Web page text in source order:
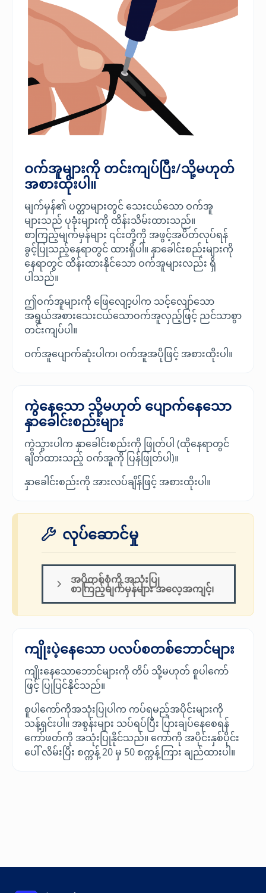
ဝက်အူများကို တင်းကျပ်ပြီး/သို့မဟုတ်
အစားထိုးပါ။
မျက်မှန်၏ ပတ္တာများတွင် သေးငယ်သော ဝက်အူ
များသည် ပုခုံးများကို ထိန်းသိမ်းထားသည်။
စာကြည့်မျက်မှန်များ ၎င်းတို့ကို အဖွင့်အပိတ်လုပ်ရန်
ခွင့်ပြုသည့်နေရာတွင် ထားရှိပါ။ နှာခေါင်းစည်းများကို
နေရာတွင် ထိန်းထားနိုင်သော ဝက်အူများလည်း ရှိ
ပါသည်။
ဤဝက်အူများကို ဖြေလျော့ပါက သင့်လျော်သော
အရွယ်အစားသေးငယ်သောဝက်အူလှည့်ဖြင့် ညင်သာစွာ
တင်းကျပ်ပါ။
ဝက်အူပျောက်ဆုံးပါက၊ ဝက်အူအပိုဖြင့် အစားထိုးပါ။
ကွဲနေသော သို့မဟုတ် ပျောက်နေသော
နှာခေါင်းစည်းများ
ကွဲသွားပါက နှာခေါင်းစည်းကို ဖြုတ်ပါ (ထိုနေရာတွင်
ချိတ်ထားသည့် ဝက်အူကို ပြန်ဖြုတ်ပါ)။
နှာခေါင်းစည်းကို အားလပ်ချိန်ဖြင့် အစားထိုးပါ။
လုပ်ဆောင်မှု
အပိုတစ်စုံကို အသုံးပြု
စာကြည့်မျက်မှန်များ အလေ့အကျင့်၊
ကျိုးပဲ့နေသော ပလပ်စတစ်ဘောင်များ
ကျိုးနေသောဘောင်များကို တိပ် သို့မဟုတ် စူပါကော်
ဖြင့် ပြုပြင်နိုင်သည်။
စူပါကော်ကိုအသုံးပြုပါက ကပ်ရမည့်အပိုင်းများကို
သန့်ရှင်းပါ။ အစွန်းများ သပ်ရပ်ပြီး ပြားချပ်နေစေရန်
ကော်ဖတ်ကို အသုံးပြုနိုင်သည်။ ကော်ကို အပိုင်းနှစ်ပိုင်း
ပေါ် လိမ်းပြီး စက္ကန့် 20 မှ 50 စက္ကန့်ကြား ချည်ထားပါ။